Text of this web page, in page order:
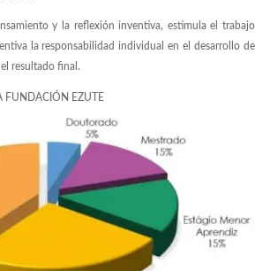
y la reflexión inventiva, estimula el trabajo
la responsabilidad individual en el desarrollo de
resultado final.
FUNDACIÓN EZUTE